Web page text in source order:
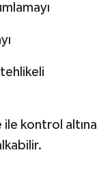
ile kontrol altına